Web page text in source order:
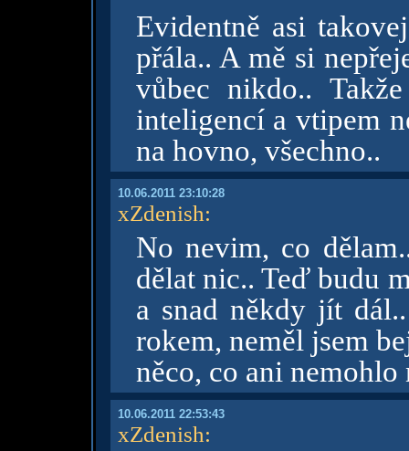
Evidentně asi
přála.. A mě si
vůbec nikdo..
inteligencí a vtipem
na hovno, všechno..
10.06.2011 23:10:28
xZdenish:
No nevim, co
dělat nic.. Teď budu
a snad někdy jít
rokem, neměl jsem
něco, co ani
10.06.2011 22:53:43
xZdenish: